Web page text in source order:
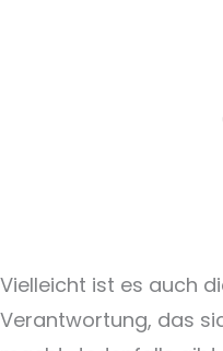
Vielleicht ist es auch
Verantwortung, das